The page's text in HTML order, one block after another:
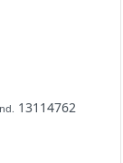
13114762